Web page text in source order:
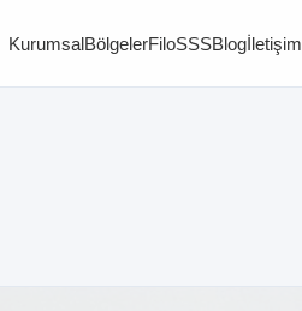
KurumsalBölgelerFiloSSSBlogİletişim